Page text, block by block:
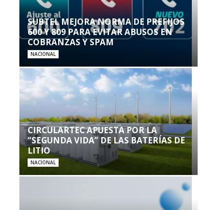
SUBTEL MEJORA NORMA DE PREFIJOS
600 Y 809 PARA EVITAR ABUSOS EN
COBRANZAS Y SPAM
NACIONAL
CIRCULARTEC APUESTA POR LA
“SEGUNDA VIDA” DE LAS BATERÍAS DE
LITIO
NACIONAL